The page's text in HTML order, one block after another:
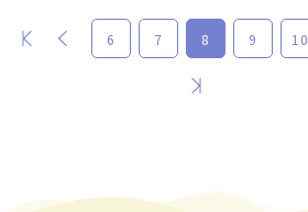
最初 前 6 7 8 9 10
最後